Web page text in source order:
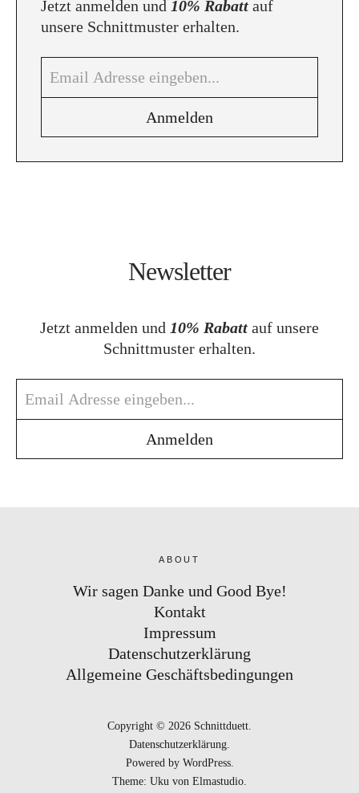
Jetzt anmelden und 10% Rabatt auf
unsere Schnittmuster erhalten.
Newsletter
Jetzt anmelden und 10% Rabatt auf unsere
Schnittmuster erhalten.
ABOUT
Wir sagen Danke und Good Bye!
Kontakt
Impressum
Datenschutzerklärung
Allgemeine Geschäftsbedingungen
Copyright © 2026 Schnittduett
Datenschutzerklärung
Powered by WordPress
Theme: Uku von Elmastudio